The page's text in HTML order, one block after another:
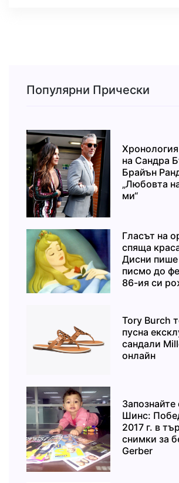
Популярни Прически
на Сандра
Брайън
„Любовта
ми“
Гласът на
спяща
Дисни пише
писмо до
86-ия си
Tory Burch
пусна
сандали
онлайн
Запознайте
Шинс:
2017 г. в
снимки за
Gerber